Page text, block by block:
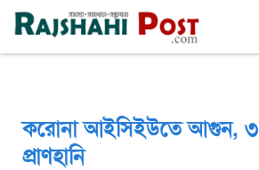
রাজশাহী শনিবার, ৮ই আগস্ট ২০২৬, ২৪শে শ্রাবণ ১৪৩৩
করোনা আইসিইউতে আগুন, ৩
প্রাণহানি